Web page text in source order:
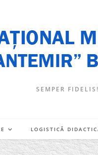
SEMPER FIDELIS!
LOGISTICĂ